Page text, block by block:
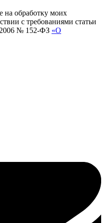
на обработку моих
с требованиями статьи
№ 152-ФЗ «О